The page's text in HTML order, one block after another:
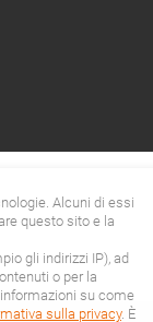
Alcuni di essi
questo sito e la
gli indirizzi IP), ad
o per la
su come
sulla privacy. È